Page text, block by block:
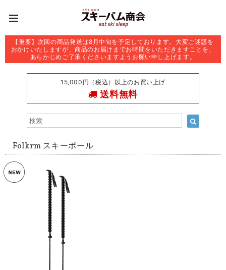
【重要】次回の商品発送は8月中旬を予定しております。大変ご迷惑を
おかけいたしますが、商品のお届けまでお時間をいただきますことを、
あらかじめご了承くださいますようお願い申し上げます。
15,000円（税込）以上のお買い上げ
送料無料
Folkrm スキーポール